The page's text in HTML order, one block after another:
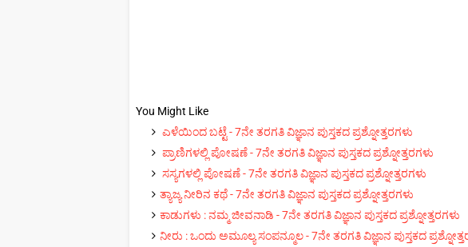
You Might Like
ಎಳೆಯಿಂದ ಬಟ್ಟೆ - 7ನೇ ತರಗತಿ ವಿಜ್ಞಾನ ಪುಸ್ತಕದ ಪ್ರಶ್ನೋತ್ತರಗಳು
ಪ್ರಾಣಿಗಳಲ್ಲಿ ಪೋಷಣೆ - 7ನೇ ತರಗತಿ ವಿಜ್ಞಾನ ಪುಸ್ತಕದ ಪ್ರಶ್ನೋತ್ತರಗಳು
ಸಸ್ಯಗಳಲ್ಲಿ ಪೋಷಣೆ - 7ನೇ ತರಗತಿ ವಿಜ್ಞಾನ ಪುಸ್ತಕದ ಪ್ರಶ್ನೋತ್ತರಗಳು
ತ್ಯಾಜ್ಯ ನೀರಿನ ಕಥೆ - 7ನೇ ತರಗತಿ ವಿಜ್ಞಾನ ಪುಸ್ತಕದ ಪ್ರಶ್ನೋತ್ತರಗಳು
ಕಾಡುಗಳು : ನಮ್ಮ ಜೀವನಾಡಿ - 7ನೇ ತರಗತಿ ವಿಜ್ಞಾನ ಪುಸ್ತಕದ ಪ್ರಶ್ನೋತ್ತರಗಳು
ನೀರು : ಒಂದು ಅಮೂಲ್ಯ ಸಂಪನ್ಮೂಲ - 7ನೇ ತರಗತಿ ವಿಜ್ಞಾನ ಪುಸ್ತಕದ